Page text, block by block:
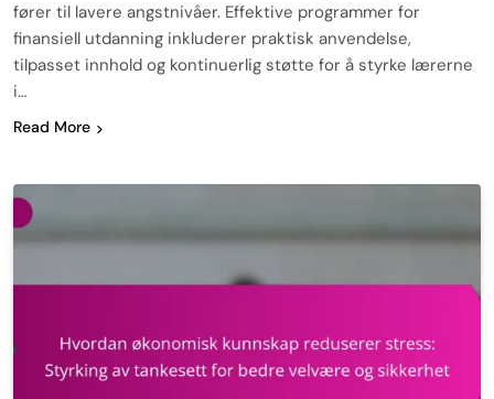
fører til lavere angstnivåer. Effektive programmer for
finansiell utdanning inkluderer praktisk anvendelse,
tilpasset innhold og kontinuerlig støtte for å styrke lærerne
i…
Read More